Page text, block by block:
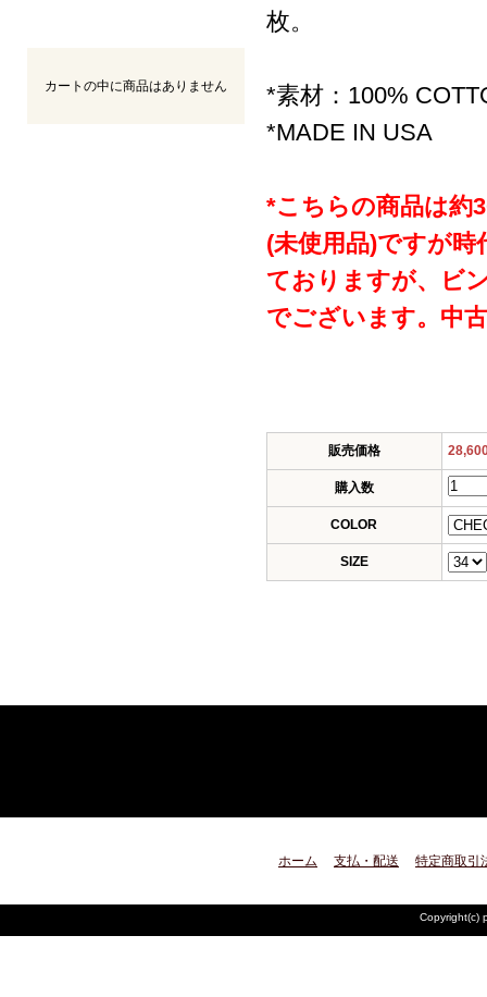
カートの中に商品はありません
枚。
*素材：100%
*MADE IN USA
*こちらの商品は約
(未使用品)ですが
ておりますが、ビ
でございます。中
販売価格
購入数
COLOR
SIZE
ホーム 支払・配送 特定商取引
Copyright(c)